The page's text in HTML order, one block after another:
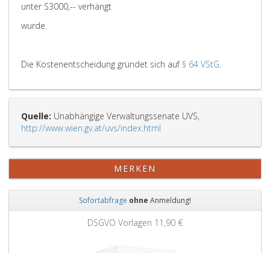
unter S3000,-- verhängt
wurde.
Die Kostenentscheidung gründet sich auf § 64 VStG.
Quelle: Unabhängige Verwaltungssenate UVS,
http://www.wien.gv.at/uvs/index.html
MERKEN
Sofortabfrage ohne Anmeldung!
Grundbuchauszug